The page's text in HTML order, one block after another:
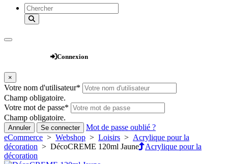
Connexion
×
Votre nom d'utilisateur*
Champ obligatoire.
Votre mot de passe*
Champ obligatoire.
Annuler Se connecter
Mot de passe oublié ?
eCommerce > Webshop > Loisirs > Acrylique pour la
décoration > DécoCREME 120ml Jaune
Acrylique pour la
décoration